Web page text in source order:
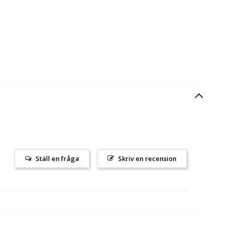
Skriv en recension
Ställ en fråga